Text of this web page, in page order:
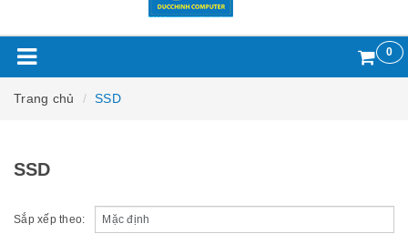
0
Trang chủ SSD
SSD
Sắp xếp theo: